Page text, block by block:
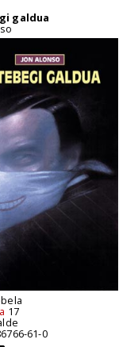
galdua
17
61-0